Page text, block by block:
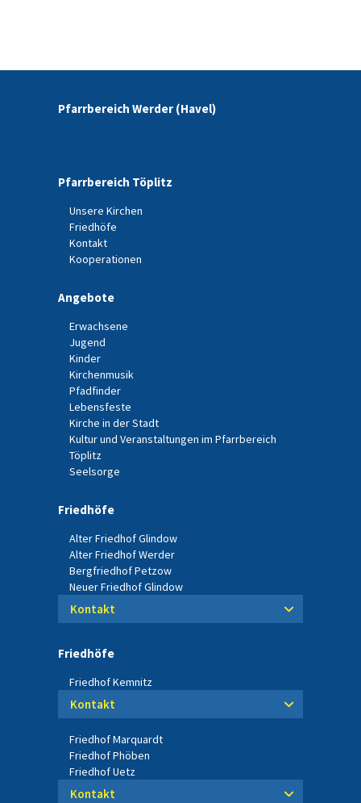
Pfarrbereich Werder (Havel)
Pfarrbereich Töplitz
Unsere Kirchen
Friedhöfe
Kontakt
Kooperationen
Angebote
Erwachsene
Jugend
Kinder
Kirchenmusik
Pfadfinder
Lebensfeste
Kirche in der Stadt
Kultur und Veranstaltungen im Pfarrbereich
Töplitz
Seelsorge
Friedhöfe
Alter Friedhof Glindow
Alter Friedhof Werder
Bergfriedhof Petzow
Neuer Friedhof Glindow
Kontakt
Friedhöfe
Friedhof Kemnitz
Kontakt
Friedhof Marquardt
Friedhof Phöben
Friedhof Uetz
Kontakt